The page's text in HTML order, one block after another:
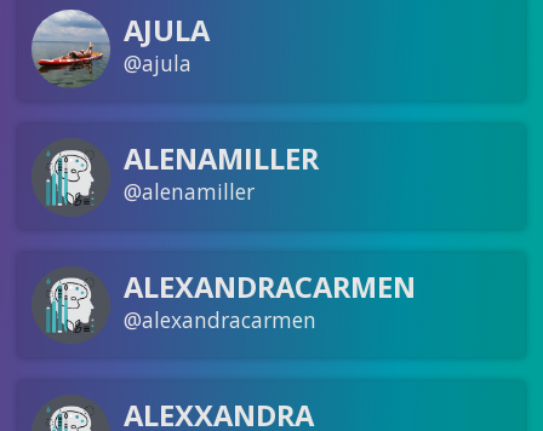
AJULA
@ajula
ALENAMILLER
@alenamiller
ALEXANDRACARMEN
@alexandracarmen
ALEXXANDRA